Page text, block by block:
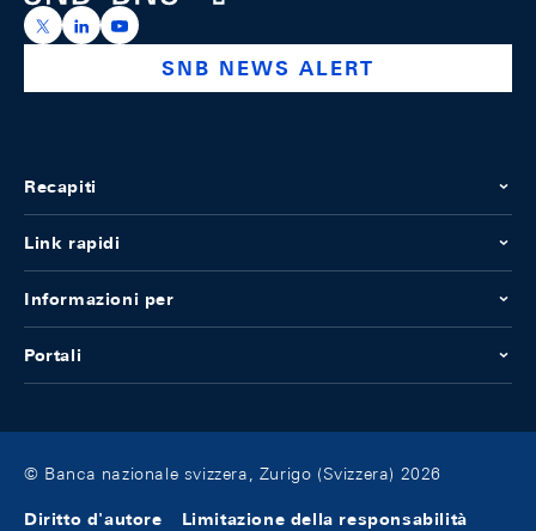
https://x.com/snb_bns
https://ch.linkedin.com/company/swiss-national-
https://www.youtube.com/@swissnationalbank
SNB NEWS ALERT
Recapiti
Link rapidi
Informazioni per
Portali
© Banca nazionale svizzera, Zurigo (Svizzera) 2026
Diritto d'autore Limitazione della responsabilità